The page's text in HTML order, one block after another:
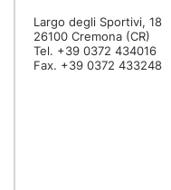
Largo degli Sportivi, 18
26100 Cremona (CR)
Tel. +39 0372 434016
Fax. +39 0372 433248